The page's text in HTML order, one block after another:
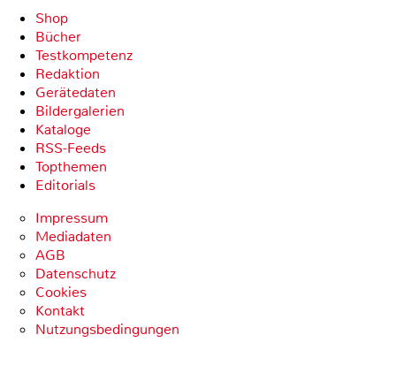
Shop
Bücher
Testkompetenz
Redaktion
Gerätedaten
Bildergalerien
Kataloge
RSS-Feeds
Topthemen
Editorials
Impressum
Mediadaten
AGB
Datenschutz
Cookies
Kontakt
Nutzungsbedingungen